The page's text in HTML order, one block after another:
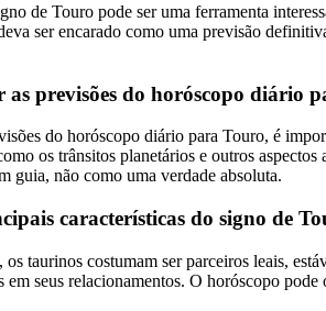
de Touro pode ser uma ferramenta
ser encarado como uma previsão
previsões do horóscopo diário
do horóscopo diário para Touro, é
os trânsitos planetários e outros
guia, não como uma verdade absoluta.
características do signo de
taurinos costumam ser parceiros leais,
em seus relacionamentos. O horóscopo